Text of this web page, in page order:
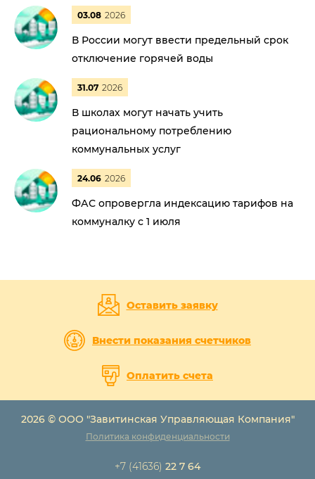
03.08 2026
В России могут ввести предельный срок
отключение горячей воды
31.07 2026
В школах могут начать учить
рациональному потреблению
коммунальных услуг
24.06 2026
ФАС опровергла индексацию тарифов на
коммуналку с 1 июля
Оставить заявку
Внести показания счетчиков
Оплатить счета
2026 © ООО "Завитинская Управляющая Компания"
Политика конфиденциальности
+7 (41636) 22 7 64